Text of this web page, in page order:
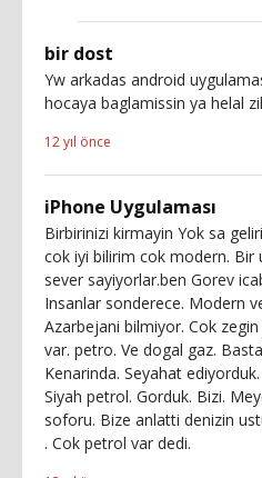
bir dost
Yw arkadas android
hocaya baglamissin ya helal
12 yıl önce
iPhone Uygulaması
Birbirinizi kirmayin Yok sa
cok iyi bilirim cok modern. Bir
sever sayiyorlar.ben Gorev
Insanlar sonderece. Modern
Azarbejani bilmiyor. Cok
var. petro. Ve dogal gaz.
Kenarinda. Seyahat
Siyah petrol. Gorduk. Bizi.
soforu. Bize anlatti denizin
. Cok petrol var dedi.